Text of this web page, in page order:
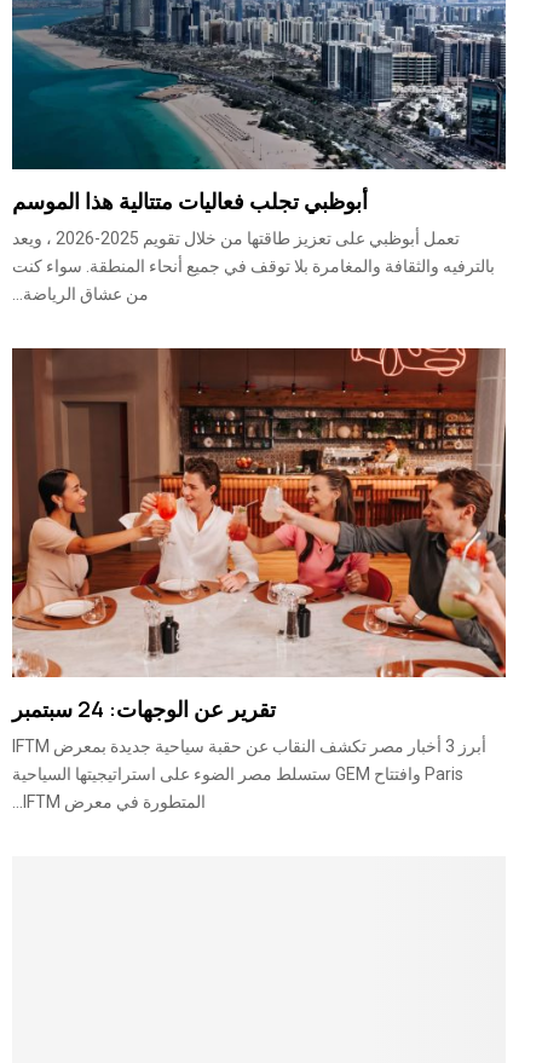
أبوظبي تجلب فعاليات متتالية هذا الموسم
تعمل أبوظبي على تعزيز طاقتها من خلال تقويم 2025-2026 ، ويعد
بالترفيه والثقافة والمغامرة بلا توقف في جميع أنحاء المنطقة. سواء كنت
من عشاق الرياضة...
تقرير عن الوجهات: 24 سبتمبر
أبرز 3 أخبار مصر تكشف النقاب عن حقبة سياحية جديدة بمعرض IFTM
Paris وافتتاح GEM ستسلط مصر الضوء على استراتيجيتها السياحية
المتطورة في معرض IFTM...